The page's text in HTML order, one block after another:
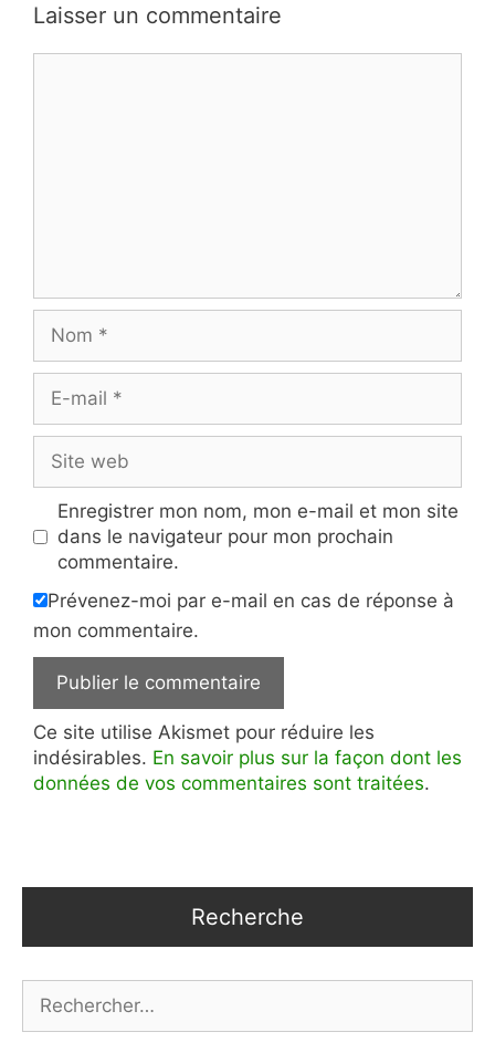
Laisser un commentaire
mail
web
Enregistrer mon nom, mon e-mail et mon site
dans le navigateur pour mon prochain
commentaire.
Prévenez-moi par e-mail en cas de réponse à
mon commentaire.
Ce site utilise Akismet pour réduire les
indésirables. En savoir plus sur la façon dont les
données de vos commentaires sont traitées.
Recherche